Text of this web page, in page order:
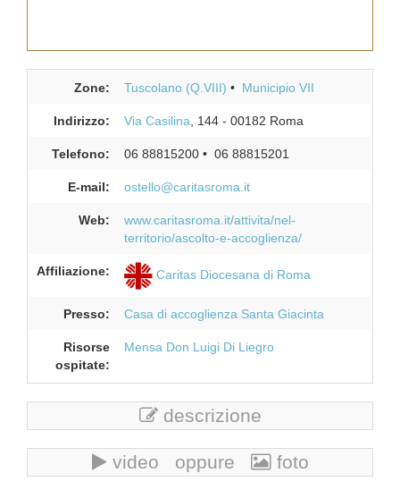
Zone: Tuscolano (Q.VIII) Municipio VII
Indirizzo: Via Casilina , 144 - 00182 Roma
Telefono: 06 88815200 06 88815201
E-mail: ostello@caritasroma.it
Web:
www.caritasroma.it/attivita/nel-
territorio/ascolto-e-accoglienza/
Affiliazione: Caritas Diocesana di Roma
Presso: Casa di accoglienza Santa Giacinta
Risorse
ospitate:
Mensa Don Luigi Di Liegro
descrizione
video oppure foto